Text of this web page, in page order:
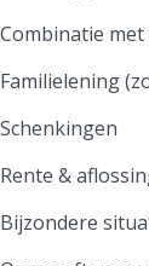
Combinatie
Familielening
Schenkingen
Rente &
Bijzondere